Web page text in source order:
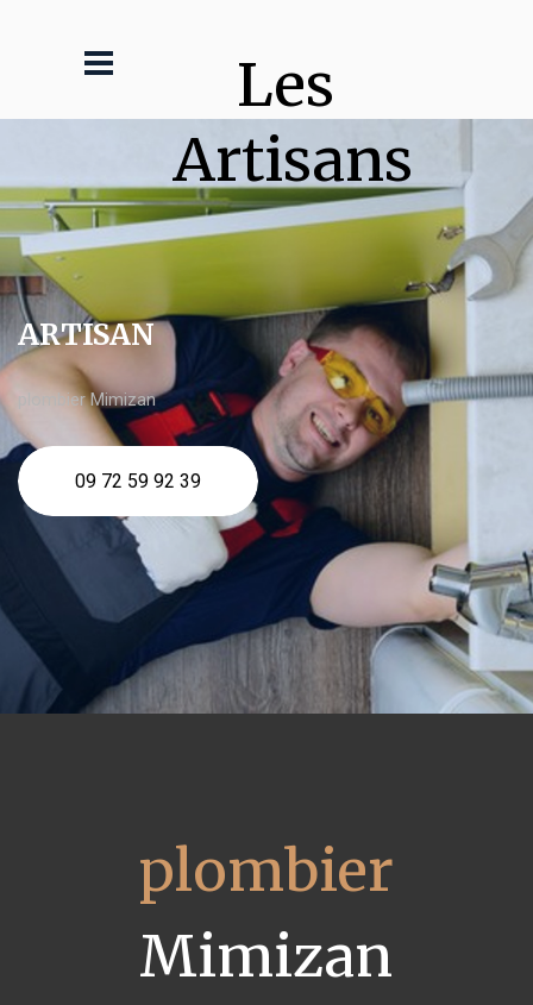
Les
Artisans
ARTISAN
plombier Mimizan
09 72 59 92 39
plombier
Mimizan